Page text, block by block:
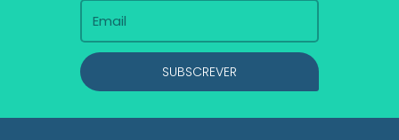
SUBSCREVER